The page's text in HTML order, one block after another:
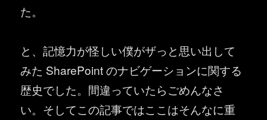
た。
と、記憶力が怪しい僕がザっと思い出して
みた SharePoint のナビゲーションに関する
歴史でした。間違っていたらごめんなさ
い。そしてこの記事ではここはそんなに重